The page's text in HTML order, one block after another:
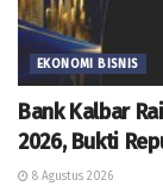
EKONOMI BISNIS
Bank Kalbar
2026, Bukti
8 Agustus 2026